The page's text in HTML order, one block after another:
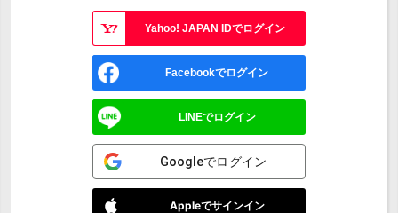
Yahoo! JAPAN IDでログイン
Facebookでログイン
LINEでログイン
Googleでログイン
Appleでサインイン